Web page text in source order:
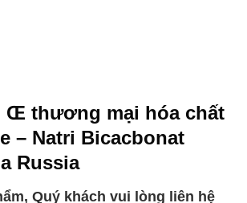
Œ thương mại hóa chất
– Natri Bicacbonat
Russia
Quý khách vui lòng liên hệ